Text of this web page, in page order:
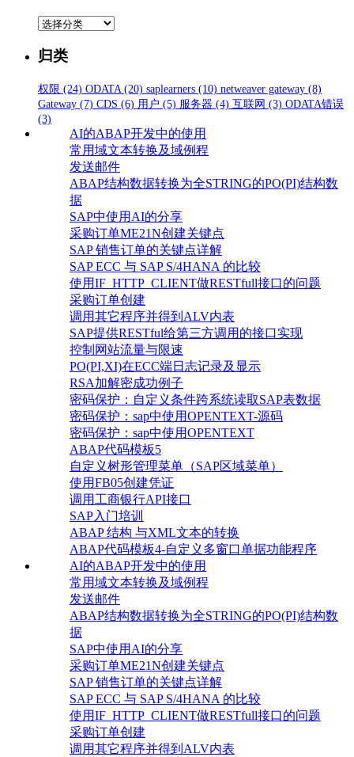
分
归类
权限 (24) ODATA (20) saplearners (10) netweaver gateway (8)
Gateway (7) CDS (6) 用户 (5) 服务器 (4) 互联网 (3) ODATA错误
(3)
AI的ABAP开发中的使用
常用域文本转换及域例程
发送邮件
ABAP结构数据转换为全STRING的PO(PI)结构数
据
SAP中使用AI的分享
采购订单ME21N创建关键点
SAP 销售订单的关键点详解
SAP ECC 与 SAP S/4HANA 的比较
使用IF_HTTP_CLIENT做RESTfull接口的问题
采购订单创建
调用其它程序并得到ALV内表
SAP提供RESTful给第三方调用的接口实现
控制网站流量与限速
PO(PI,XI)在ECC端日志记录及显示
RSA加解密成功例子
密码保护：自定义条件跨系统读取SAP表数据
密码保护：sap中使用OPENTEXT-源码
密码保护：sap中使用OPENTEXT
ABAP代码模板5
自定义树形管理菜单（SAP区域菜单）
使用FB05创建凭证
调用工商银行API接口
SAP入门培训
ABAP 结构 与XML文本的转换
ABAP代码模板4-自定义多窗口单据功能程序
AI的ABAP开发中的使用
常用域文本转换及域例程
发送邮件
ABAP结构数据转换为全STRING的PO(PI)结构数
据
SAP中使用AI的分享
采购订单ME21N创建关键点
SAP 销售订单的关键点详解
SAP ECC 与 SAP S/4HANA 的比较
使用IF_HTTP_CLIENT做RESTfull接口的问题
采购订单创建
调用其它程序并得到ALV内表